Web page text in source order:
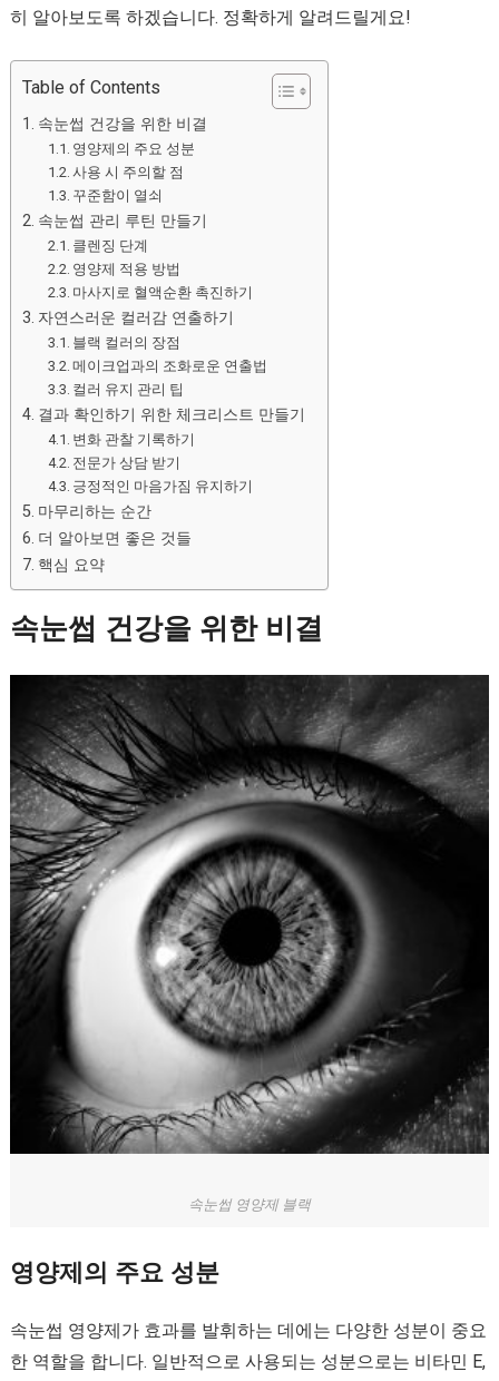
히 알아보도록 하겠습니다. 정확하게 알려드릴게요!
Table of Contents
속눈썹 건강을 위한 비결
영양제의 주요 성분
사용 시 주의할 점
꾸준함이 열쇠
속눈썹 관리 루틴 만들기
클렌징 단계
영양제 적용 방법
마사지로 혈액순환 촉진하기
자연스러운 컬러감 연출하기
블랙 컬러의 장점
메이크업과의 조화로운 연출법
컬러 유지 관리 팁
결과 확인하기 위한 체크리스트 만들기
변화 관찰 기록하기
전문가 상담 받기
긍정적인 마음가짐 유지하기
마무리하는 순간
더 알아보면 좋은 것들
핵심 요약
속눈썹 건강을 위한 비결
속눈썹 영양제 블랙
영양제의 주요 성분
속눈썹 영양제가 효과를 발휘하는 데에는 다양한 성분이 중요
한 역할을 합니다. 일반적으로 사용되는 성분으로는 비타민 E,